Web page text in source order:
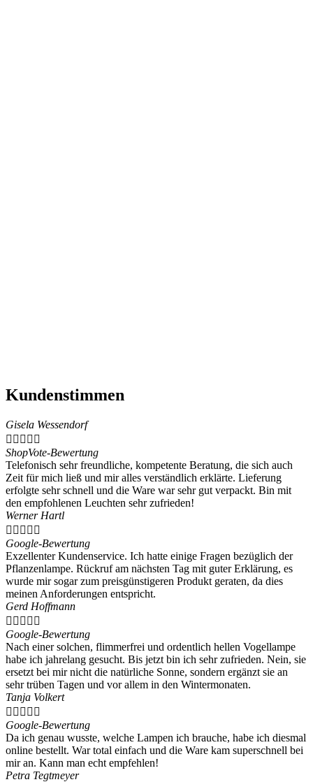
Kundenstimmen
Gisela Wessendorf
    
ShopVote-Bewertung
Telefonisch sehr freundliche, kompetente Beratung, die sich auch
Zeit für mich ließ und mir alles verständlich erklärte. Lieferung
erfolgte sehr schnell und die Ware war sehr gut verpackt. Bin mit
den empfohlenen Leuchten sehr zufrieden!
Werner Hartl
    
Google-Bewertung
Exzellenter Kundenservice. Ich hatte einige Fragen bezüglich der
Pflanzenlampe. Rückruf am nächsten Tag mit guter Erklärung, es
wurde mir sogar zum preisgünstigeren Produkt geraten, da dies
meinen Anforderungen entspricht.
Gerd Hoffmann
    
Google-Bewertung
Nach einer solchen, flimmerfrei und ordentlich hellen Vogellampe
habe ich jahrelang gesucht. Bis jetzt bin ich sehr zufrieden. Nein, sie
ersetzt bei mir nicht die natürliche Sonne, sondern ergänzt sie an
sehr trüben Tagen und vor allem in den Wintermonaten.
Tanja Volkert
    
Google-Bewertung
Da ich genau wusste, welche Lampen ich brauche, habe ich diesmal
online bestellt. War total einfach und die Ware kam superschnell bei
mir an. Kann man echt empfehlen!
Petra Tegtmeyer